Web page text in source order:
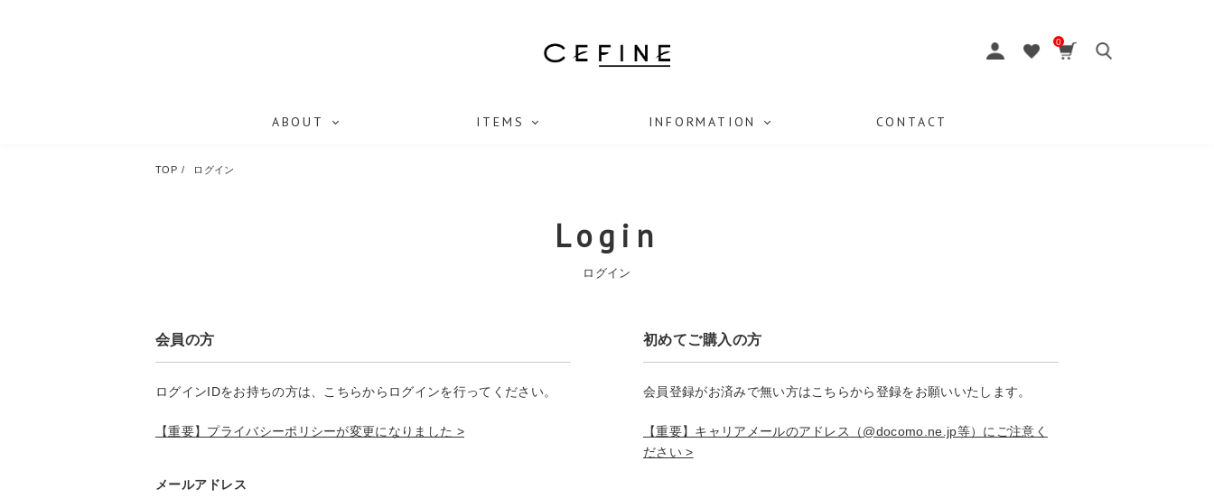
0
ABOUT ITEMS INFORMATION CONTACT
TOP ログイン
Login
ログイン
初めてご購入の方
会員登録がお済みで無い方はこちらから登録をお願いいたします。
【重要】キャリアメールのアドレス（@docomo.ne.jp等）にご注意く
ださい >
会員の方
ログインIDをお持ちの方は、こちらからログインを行ってください。
【重要】プライバシーポリシーが変更になりました >
メールアドレス